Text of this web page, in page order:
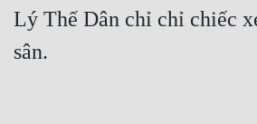
Lý Thế Dân chỉ chỉ chiếc